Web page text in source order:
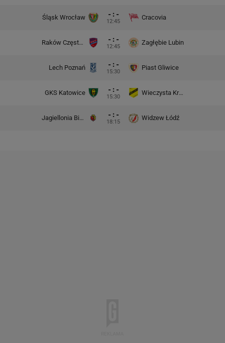
Śląsk Wrocław - : -
12:45
Cracovia
Raków Częstochowa - : -
12:45
Zagłębie Lubin
Lech Poznań - : -
15:30
Piast Gliwice
GKS Katowice - : -
15:30
Wieczysta Kraków
Jagiellonia Białystok - : -
18:15
Widzew Łódź